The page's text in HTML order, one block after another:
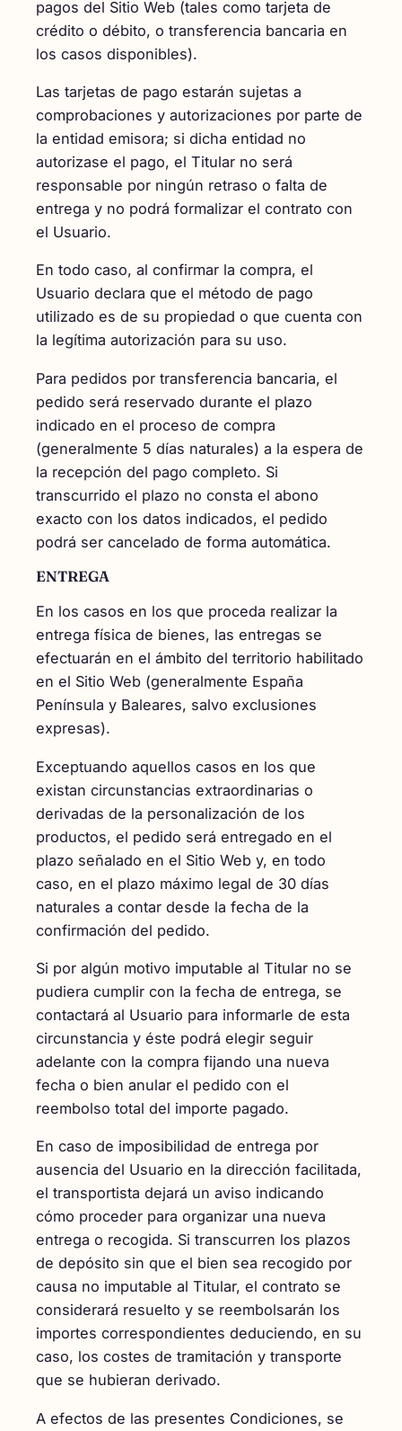
pagos del Sitio Web (tales como tarjeta de
crédito o débito, o transferencia bancaria en
los casos disponibles).
Las tarjetas de pago estarán sujetas a
comprobaciones y autorizaciones por parte de
la entidad emisora; si dicha entidad no
autorizase el pago, el Titular no será
responsable por ningún retraso o falta de
entrega y no podrá formalizar el contrato con
el Usuario.
En todo caso, al confirmar la compra, el
Usuario declara que el método de pago
utilizado es de su propiedad o que cuenta con
la legítima autorización para su uso.
Para pedidos por transferencia bancaria, el
pedido será reservado durante el plazo
indicado en el proceso de compra
(generalmente 5 días naturales) a la espera de
la recepción del pago completo. Si
transcurrido el plazo no consta el abono
exacto con los datos indicados, el pedido
podrá ser cancelado de forma automática.
ENTREGA
En los casos en los que proceda realizar la
entrega física de bienes, las entregas se
efectuarán en el ámbito del territorio habilitado
en el Sitio Web (generalmente España
Península y Baleares, salvo exclusiones
expresas).
Exceptuando aquellos casos en los que
existan circunstancias extraordinarias o
derivadas de la personalización de los
productos, el pedido será entregado en el
plazo señalado en el Sitio Web y, en todo
caso, en el plazo máximo legal de 30 días
naturales a contar desde la fecha de la
confirmación del pedido.
Si por algún motivo imputable al Titular no se
pudiera cumplir con la fecha de entrega, se
contactará al Usuario para informarle de esta
circunstancia y éste podrá elegir seguir
adelante con la compra fijando una nueva
fecha o bien anular el pedido con el
reembolso total del importe pagado.
En caso de imposibilidad de entrega por
ausencia del Usuario en la dirección facilitada,
el transportista dejará un aviso indicando
cómo proceder para organizar una nueva
entrega o recogida. Si transcurren los plazos
de depósito sin que el bien sea recogido por
causa no imputable al Titular, el contrato se
considerará resuelto y se reembolsarán los
importes correspondientes deduciendo, en su
caso, los costes de tramitación y transporte
que se hubieran derivado.
A efectos de las presentes Condiciones, se